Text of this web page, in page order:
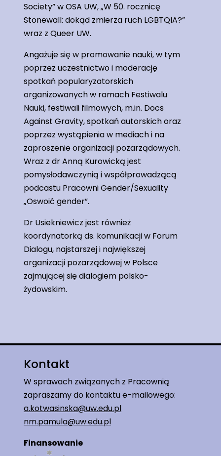
Society” w OSA UW, „W 50. rocznicę
Stonewall: dokąd zmierza ruch LGBTQIA?”
wraz z Queer UW.
Angażuje się w promowanie nauki, w tym
poprzez uczestnictwo i moderację
spotkań popularyzatorskich
organizowanych w ramach Festiwalu
Nauki, festiwali filmowych, m.in. Docs
Against Gravity, spotkań autorskich oraz
poprzez wystąpienia w mediach i na
zaproszenie organizacji pozarządowych.
Wraz z dr Anną Kurowicką jest
pomysłodawczynią i współprowadzącą
podcastu Pracowni Gender/Sexuality
„Oswoić gender”.
Dr Usiekniewicz jest również
koordynatorką ds. komunikacji w Forum
Dialogu, najstarszej i największej
organizacji pozarządowej w Polsce
zajmującej się dialogiem polsko-
żydowskim.
Kontakt
W sprawach związanych z Pracownią
zapraszamy do kontaktu e-mailowego:
a.kotwasinska@uw.edu.pl
nm.pamula@uw.edu.pl
Finansowanie